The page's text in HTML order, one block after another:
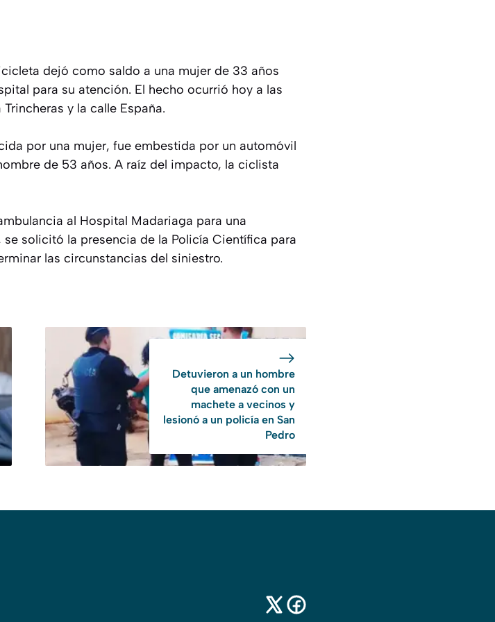
dejó como saldo a una mujer de 33 años
para su atención. El hecho ocurrió hoy a las
y la calle España.
por una mujer, fue embestida por un automóvil
de 53 años. A raíz del impacto, la ciclista
al Hospital Madariaga para una
solicitó la presencia de la Policía Científica para
las circunstancias del siniestro.
Detuvieron a un hombre
que amenazó con un
machete a vecinos y
lesionó a un policía en San
Pedro